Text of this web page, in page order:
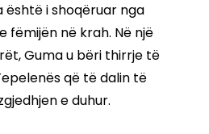
është i shoqëruar nga
fëmijën në krah. Në një
Guma u bëri thirrje të
që të dalin të
e duhur.